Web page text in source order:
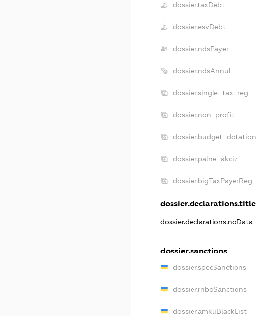
dossier.taxDebt
dossier.esvDebt
dossier.ndsPayer
dossier.ndsAnnul
dossier.single_tax_reg
dossier.non_profit
dossier.budget_dotation
dossier.palne_akciz
dossier.bigTaxPayerReg
dossier.declarations.title
dossier.declarations.noData
dossier.sanctions
dossier.specSanctions
dossier.rnboSanctions
dossier.amkuBlackList